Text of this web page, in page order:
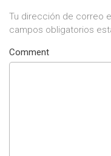
Tu dirección de correo
campos obligatorios
Comment